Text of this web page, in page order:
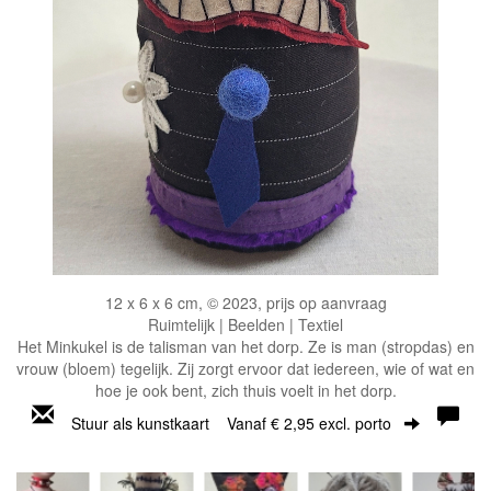
12 x 6 x 6 cm, © 2023, prijs op aanvraag
Ruimtelijk | Beelden | Textiel
Het Minkukel is de talisman van het dorp. Ze is man (stropdas) en
vrouw (bloem) tegelijk. Zij zorgt ervoor dat iedereen, wie of wat en
hoe je ook bent, zich thuis voelt in het dorp.
Stuur als kunstkaart Vanaf € 2,95 excl. porto